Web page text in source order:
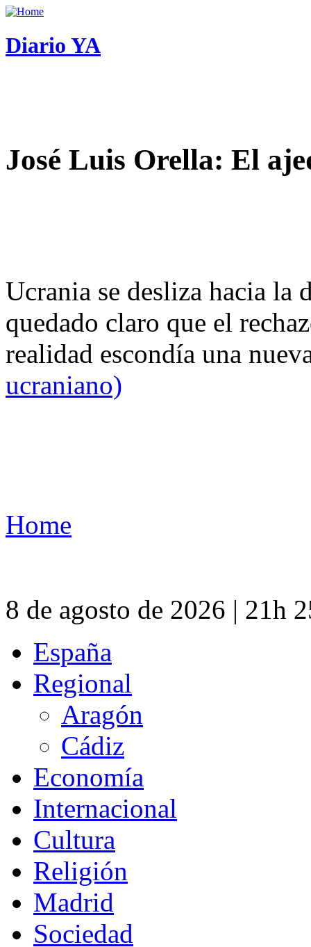
Diario YA
José Luis Orella: El
Ucrania se desliza hacia
quedado claro que el
realidad escondía una
ucraniano)
Home
8 de agosto de 2026 | 21h
España
Regional
Aragón
Cádiz
Economía
Internacional
Cultura
Religión
Madrid
Sociedad